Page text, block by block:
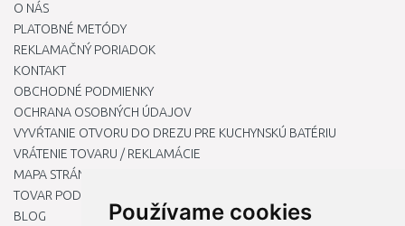
Používame cookies
O NÁS
PLATOBNÉ METÓDY
REKLAMAČNÝ PORIADOK
KONTAKT
OBCHODNÉ PODMIENKY
OCHRANA OSOBNÝCH ÚDAJOV
VYVŔTANIE OTVORU DO DREZU PRE KUCHYNSKÚ BATÉRIU
VRÁTENIE TOVARU / REKLAMÁCIE
MAPA STRÁNOK
TOVAR PODĽA ZNAČIEK
BLOG